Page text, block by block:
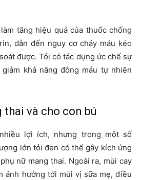
tăng hiệu quả của thuốc chống
dẫn đến nguy cơ chảy máu kéo
được. Tỏi có tác dụng ức chế sự
khả năng đông máu tự nhiên
thai và cho con bú
lợi ích, nhưng trong một số
lớn tỏi đen có thể gây kích ứng
nữ mang thai. Ngoài ra, mùi cay
ảnh hưởng tới mùi vị sữa mẹ, điều